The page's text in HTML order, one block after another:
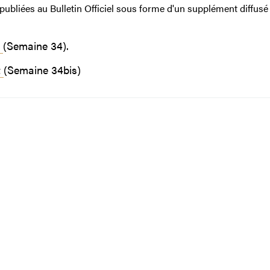
au Bulletin Officiel sous forme d'un supplément
(Semaine 34).
(Semaine 34bis)